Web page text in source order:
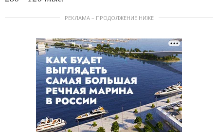
РЕКЛАМА – ПРОДОЛЖЕНИЕ НИЖЕ